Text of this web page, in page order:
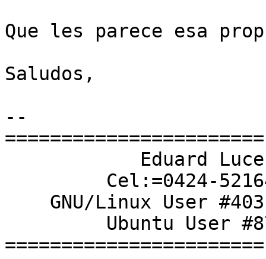
Que les parece esa
Saludos,
--
=======================